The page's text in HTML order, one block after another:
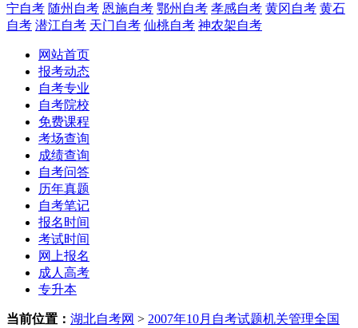
宁自考 随州自考 恩施自考 鄂州自考 孝感自考 黄冈自考 黄石
自考 潜江自考 天门自考 仙桃自考 神农架自考
网站首页
报考动态
自考专业
自考院校
免费课程
考场查询
成绩查询
自考问答
历年真题
自考笔记
报名时间
考试时间
网上报名
成人高考
专升本
当前位置： 湖北自考网 > 2007年10月自考试题机关管理全国